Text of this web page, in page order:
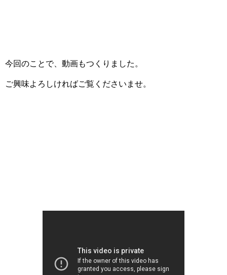
今回のことで、動画もつくりました。
ご興味よろしければご覧くださいませ。